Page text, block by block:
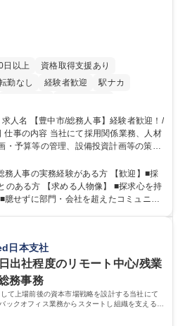
日以上
資格取得支援あり
勤なし 経験者歓迎
駅ナカ
助あり 食事補助あり
・予算等の管理、設備投資計画等の策
、経営の根幹となる幅広い総務人事業
び
期経営計画および予算等の管理 ■設備
の運営 ■その他総務人事業務全般 【入
グループ/年休124日
務人事の実務経験がある方 【歓迎】■採
】 ■探求心を持
臆せずに部門・会社を超えたコミュニケ
持って能動的に業務を推進できる方 学
大 専修学校 高校 語学力： 資格：
日本支社
出社程度のリモート中心/残業
務事務
て上場前後の資本市場戦略を設計する当社にて
ックオフィス業務からスタートし組織を支える専